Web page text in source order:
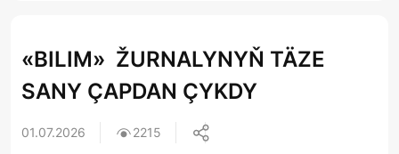
«BILIM» ŽURNALYNYŇ TÄZE
SANY ÇAPDAN ÇYKDY
01.07.2026 2215